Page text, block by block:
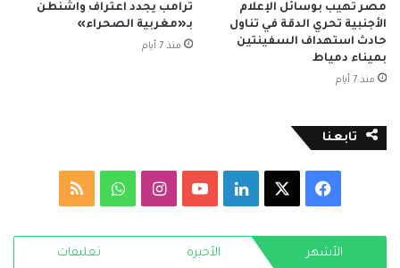
مصر تهيب بوسائل الإعلام
الأجنبية تحري الدقة في تناول
حادث استهداف السفينتين
بميناء دمياط
منذ 7 أيام
ترامب يجدد اعتراف واشنطن
بـ«مغربية الصحراء»
منذ 7 أيام
تابعنا
فيسبوك لينكدإن‫YouTubeانستقرامواتسابملخص
RSS الأشهر الأخيرة تعليقات